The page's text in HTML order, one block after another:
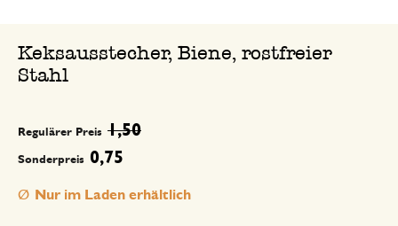
Keksausstecher, Biene, rostfreier
Stahl
Sonderpreis 0,75
Regulärer Preis 1,50
Nur im Laden erhältlich